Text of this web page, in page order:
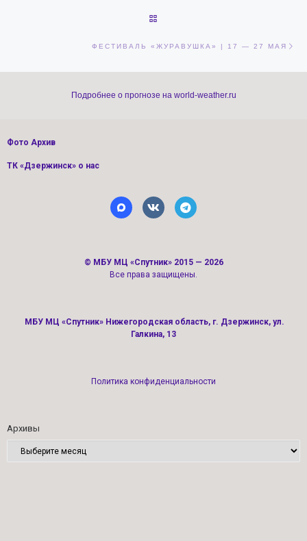
ФЕСТИВАЛЬ «ЖУРАВУШКА» | 17 — 27 МАЯ
Подробнее о прогнозе на world-weather.ru
Фото Архив
ТК «Дзержинск» о нас
© МБУ МЦ «Спутник» 2015 — 2026
Все права защищены.
МБУ МЦ «Спутник» Нижегородская область, г. Дзержинск, ул.
Галкина, 13
Политика конфиденциальности
Архивы